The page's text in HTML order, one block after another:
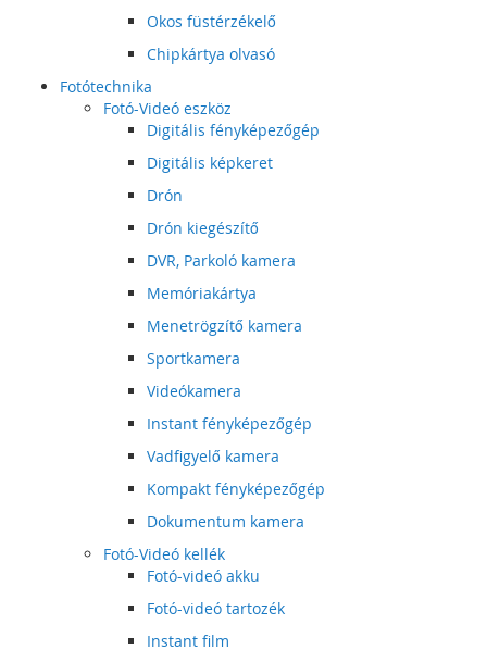
Okos füstérzékelő
Chipkártya olvasó
Fotótechnika
Fotó-Videó eszköz
Digitális fényképezőgép
Digitális képkeret
Drón
Drón kiegészítő
DVR, Parkoló kamera
Memóriakártya
Menetrögzítő kamera
Sportkamera
Videókamera
Instant fényképezőgép
Vadfigyelő kamera
Kompakt fényképezőgép
Dokumentum kamera
Fotó-Videó kellék
Fotó-videó akku
Fotó-videó tartozék
Instant film